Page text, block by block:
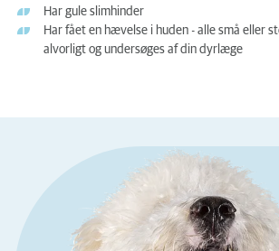
Har gule slimhinder
Har fået en hævelse i huden - alle små eller
alvorligt og undersøges af din dyrlæge